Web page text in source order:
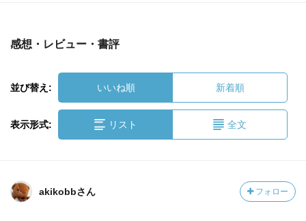
感想・レビュー・書評
並び替え: いいね順 新着順
表示形式: リスト 全文
akikobbさん フォロー